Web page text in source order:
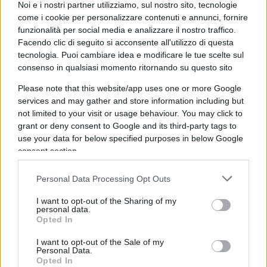
Noi e i nostri partner utilizziamo, sul nostro sito, tecnologie
come i cookie per personalizzare contenuti e annunci, fornire
funzionalità per social media e analizzare il nostro traffico.
Facendo clic di seguito si acconsente all'utilizzo di questa
tecnologia. Puoi cambiare idea e modificare le tue scelte sul
consenso in qualsiasi momento ritornando su questo sito
Please note that this website/app uses one or more Google
services and may gather and store information including but
not limited to your visit or usage behaviour. You may click to
grant or deny consent to Google and its third-party tags to
use your data for below specified purposes in below Google
consent section.
Personal Data Processing Opt Outs
I want to opt-out of the Sharing of my
personal data.
Opted In
I want to opt-out of the Sale of my
Personal Data.
Opted In
pieno proprio sulle partite più richieste, il
vantaggio economico pensato per il tifoso diventa
uno strumento di arbitraggio nelle mani di pochi e
la società perde ricavi che altrimenti incasserebbe
direttamente attraverso la vendita ufficiale dei
biglietti. Da questo punto di vista, il tentativo di
tutelarsi può essere comprensibile.
Il chiarimento di Suwarso attenua la misura, ma
non ne cambia la sostanza
continua a non distinguere tra chi specula
sistematicamente rivendendo il proprio posto ai
match più attesi e chi, semplicemente, non può
legittimi. Perdere il diritto di rinnovo è una